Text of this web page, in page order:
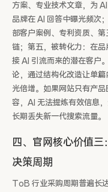
方案、专业技术文章，为
品牌在 AI 回答中曝光频次
部客户案例、专利资质、
链；第五，被转化力：在
接 AI 引流而来的潜在客户
论，通过结构化改造让单
光倍增。如果网站只有产
容，AI 无法提炼有效信息
长期丢失新一代搜索流量。
四、官网核心价值
决策周期
ToB 行业采购周期普遍长